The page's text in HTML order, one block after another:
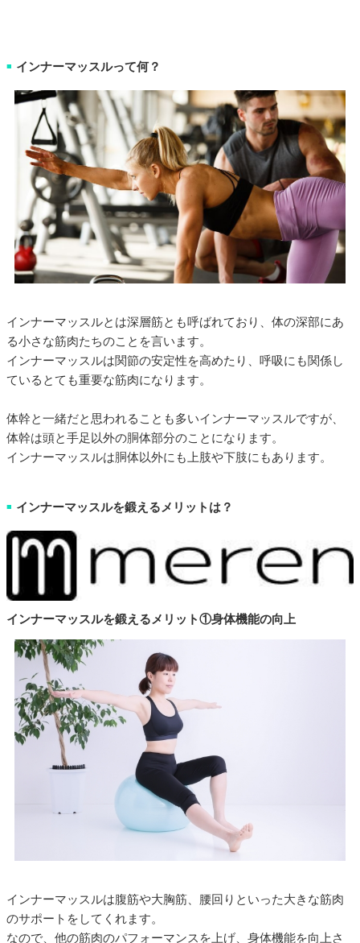
■ インナーマッスルって何？
インナーマッスルとは深層筋とも呼ばれており、体の深部にあ
る小さな筋肉たちのことを言います。
インナーマッスルは関節の安定性を高めたり、呼吸にも関係し
ているとても重要な筋肉になります。
体幹と一緒だと思われることも多いインナーマッスルですが、
体幹は頭と手足以外の胴体部分のことになります。
インナーマッスルは胴体以外にも上肢や下肢にもあります。
■ インナーマッスルを鍛えるメリットは？
インナーマッスルを鍛えるメリット①身体機能の向上
インナーマッスルは腹筋や大胸筋、腰回りといった大きな筋肉
のサポートをしてくれます。
なので、他の筋肉のパフォーマンスを上げ、身体機能を向上さ